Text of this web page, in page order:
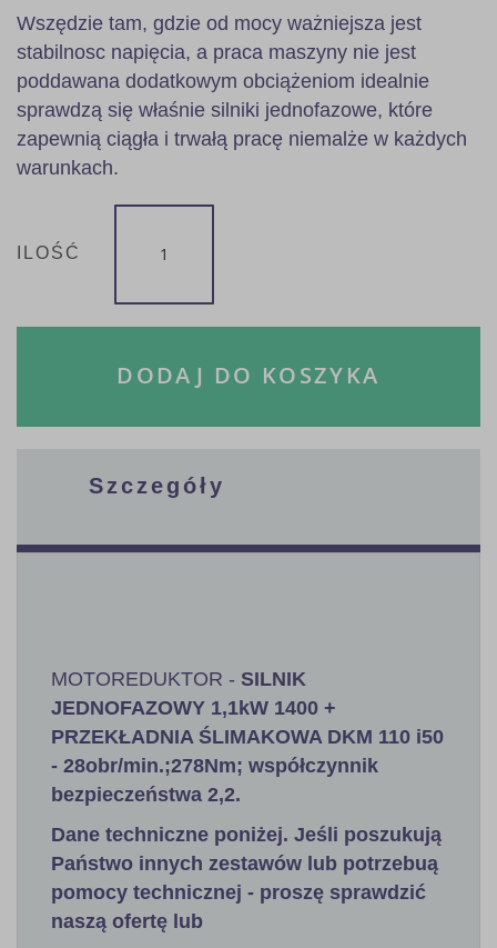
Wszędzie tam, gdzie od mocy ważniejsza jest
stabilnosc napięcia, a praca maszyny nie jest
poddawana dodatkowym obciążeniom idealnie
sprawdzą się właśnie silniki jednofazowe, które
zapewnią ciągła i trwałą pracę niemalże w każdych
warunkach.
ILOŚĆ
DODAJ DO KOSZYKA
Szczegóły
MOTOREDUKTOR - SILNIK
JEDNOFAZOWY 1,1kW 1400 +
PRZEKŁADNIA ŚLIMAKOWA DKM 110 i50
- 28obr/min.;278Nm; współczynnik
bezpieczeństwa 2,2.
Dane techniczne poniżej. Jeśli poszukują
Państwo innych zestawów lub potrzebuą
pomocy technicznej - proszę sprawdzić
naszą ofertę lub